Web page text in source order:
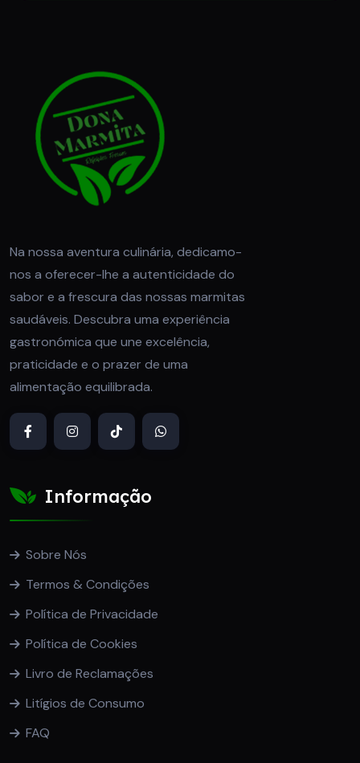
Na nossa aventura culinária, dedicamo-
nos a oferecer-lhe a autenticidade do
sabor e a frescura das nossas marmitas
saudáveis. Descubra uma experiência
gastronómica que une excelência,
praticidade e o prazer de uma
alimentação equilibrada.
Informação
Sobre Nós
Termos & Condições
Política de Privacidade
Política de Cookies
Livro de Reclamações
Litígios de Consumo
FAQ